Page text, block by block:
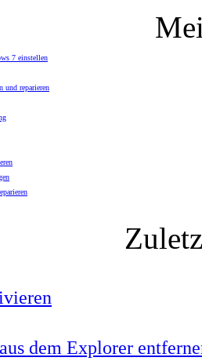
7 einstellen
und reparieren
dem Explorer